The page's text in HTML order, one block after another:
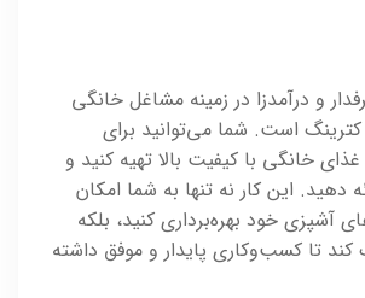
و درآمدزا در زمینه مشاغل خانگی
کترینگ است. شما می‌توانید برای
خانگی با کیفیت بالا تهیه کنید و
دهید. این کار نه تنها به شما امکان
آشپزی خود بهره‌برداری کنید، بلکه
تا کسب‌وکاری پایدار و موفق داشته